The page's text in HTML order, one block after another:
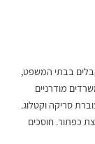
בבתי המשפט,
מודרניים
סריקה וקטלוג.
כפתור. חוסכים